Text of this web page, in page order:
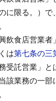
に限る。）
食店営業者
は第七条の三
受託営業」
該業務の一